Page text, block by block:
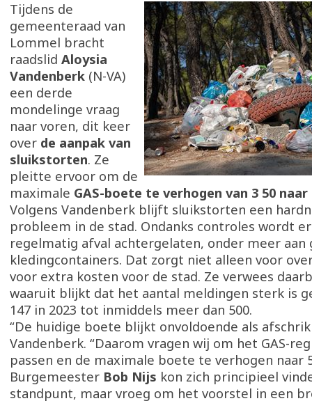
Tijdens de
gemeenteraad van
Lommel bracht
raadslid Aloysia
Vandenberk (N-VA)
een derde
mondelinge vraag
naar voren, dit keer
over de aanpak van
sluikstorten. Ze
pleitte ervoor om de
maximale GAS-boete te verhogen van 3 50 naar
Volgens Vandenberk blijft sluikstorten een
probleem in de stad. Ondanks controles wordt
regelmatig afval achtergelaten, onder meer aan
kledingcontainers. Dat zorgt niet alleen voor
voor extra kosten voor de stad. Ze verwees
waaruit blijkt dat het aantal meldingen sterk is
147 in 2023 tot inmiddels meer dan 500.
“De huidige boete blijkt onvoldoende als
Vandenberk. “Daarom vragen wij om het GAS-
passen en de maximale boete te verhogen naar
Burgemeester Bob Nijs kon zich principieel
standpunt, maar vroeg om het voorstel in een